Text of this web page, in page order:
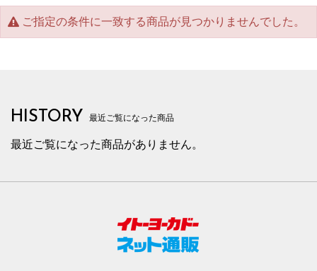
ご指定の条件に一致する商品が見つかりませんでした。
HISTORY 最近ご覧になった商品
最近ご覧になった商品がありません。